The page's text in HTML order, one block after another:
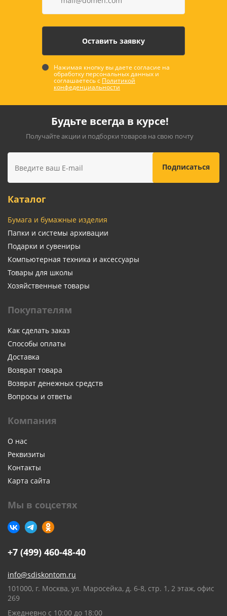
Нажимая кнопку вы даете согласие на
обработку персональных данных и
соглашаетесь с Политикой
конфеденциальности
Будьте всегда в курсе!
Получайте акции и подборки товаров на свою почту
Каталог
Бумага и бумажные изделия
Папки и системы архивации
Подарки и сувениры
Компьютерная техника и аксессуары
Товары для школы
Хозяйственные товары
Покупателям
Как сделать заказ
Способы оплаты
Доставка
Возврат товара
Возврат денежных средств
Вопросы и ответы
Компания
О нас
Реквизиты
Контакты
Карта сайта
Мы в соцсетях
+7 (499) 460-48-40
info@sdiskontom.ru
101000, г. Москва, ул. Маросейка, д. 6-8, стр. 1, 2 этаж, офис
269
Ежедневно с 10:00 до 18:00